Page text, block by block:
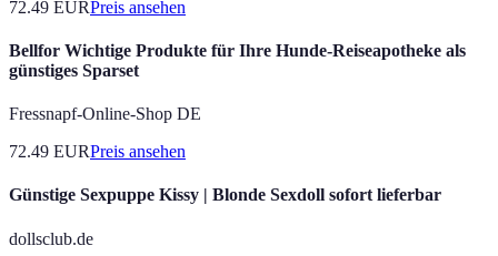
72.49 EURPreis ansehen
Bellfor Wichtige Produkte für Ihre Hunde-Reiseapotheke als
günstiges Sparset
Fressnapf-Online-Shop DE
72.49 EURPreis ansehen
Günstige Sexpuppe Kissy | Blonde Sexdoll sofort lieferbar
dollsclub.de